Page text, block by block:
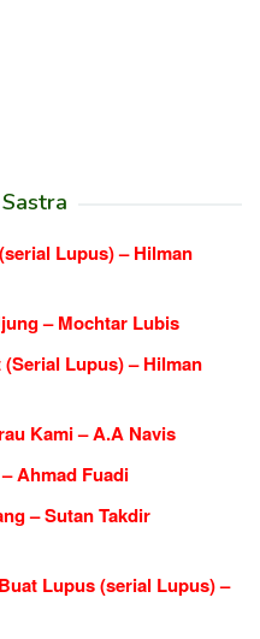
Lupus) – Hilman
– Mochtar Lubis
Lupus) – Hilman
Kami – A.A Navis
Ahmad Fuadi
– Sutan Takdir
Lupus (serial Lupus) –